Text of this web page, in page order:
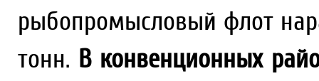
рыбопромысловый флот
тонн. В конвенционных